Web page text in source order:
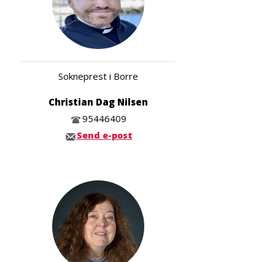
Sokneprest i Borre
Christian Dag Nilsen
95446409
Send e-post